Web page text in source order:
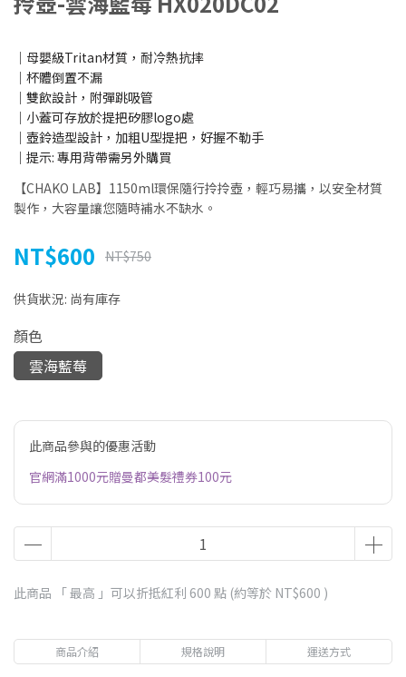
│母嬰級Tritan材質，耐冷熱抗摔
│杯體倒置不漏
│雙飲設計，附彈跳吸管
│小蓋可存放於提把矽膠logo處
│壺鈴造型設計，加粗U型提把，好握不勒手
│提示: 專用背帶需另外購買
【CHAKO LAB】1150ml環保隨行拎拎壺，輕巧易攜，以安全材質
製作，大容量讓您隨時補水不缺水。
NT$600 NT$750
供貨狀況: 尚有庫存
顏色
雲海藍莓
此商品參與的優惠活動
官網滿1000元贈曼都美髮禮券100元
此商品 「 最高 」可以折抵紅利 600 點 (約等於 NT$600 )
商品介紹 規格說明 運送方式